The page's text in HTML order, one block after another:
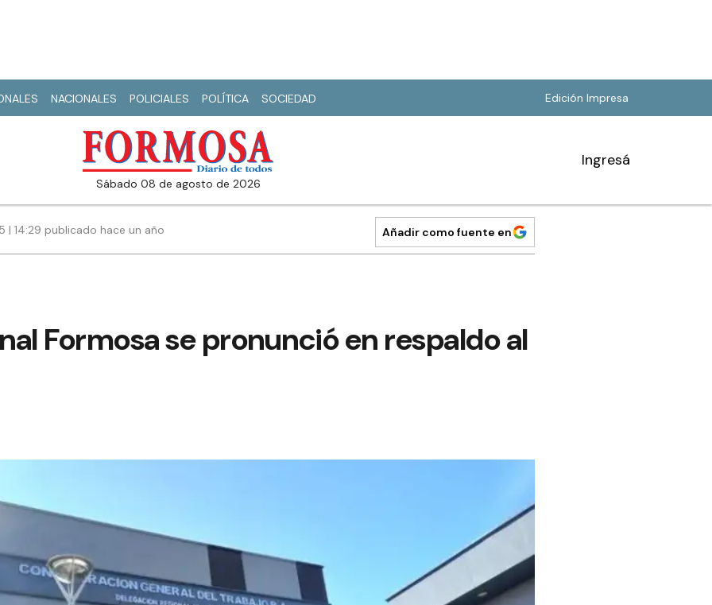
NACIONALES POLICIALES POLÍTICA SOCIEDAD Edición Impresa
sábado 08 de agosto de 2026
Ingresá
| 14:29 publicado hace un año Añadir como fuente en
Formosa se pronunció en respaldo al